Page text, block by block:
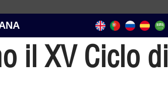
il XV Ciclo di